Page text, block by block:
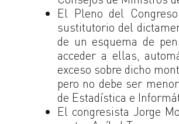
El Pleno del
sustitutorio del
de un esquema de
acceder a ellas,
exceso sobre dicho
pero no debe ser
de Estadística e
El congresista Jorge